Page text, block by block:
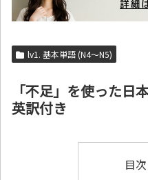
lv1. 基本単語 (N4～N5)
「不足」を使った日
英訳付き
目次